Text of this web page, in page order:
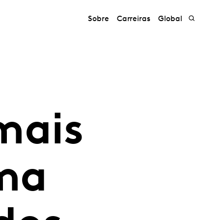
Sobre Carreiras Global